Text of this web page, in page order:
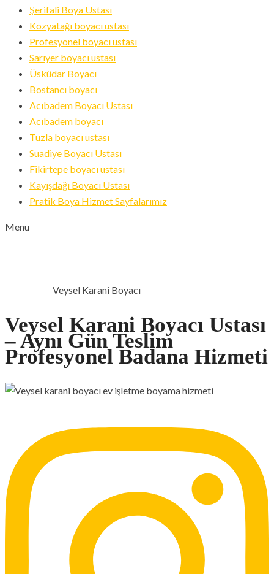
Şerifali Boya Ustası
Kozyatağı boyacı ustası
Profesyonel boyacı ustası
Sarıyer boyacı ustası
Üsküdar Boyacı
Bostancı boyacı
Acıbadem Boyacı Ustası
Acıbadem boyacı
Tuzla boyacı ustası
Suadiye Boyacı Ustası
Fikirtepe boyacı ustası
Kayışdağı Boyacı Ustası
Pratik Boya Hizmet Sayfalarımız
Menu
Veysel Karani Boyacı
Veysel Karani Boyacı Ustası
– Aynı Gün Teslim
Profesyonel Badana Hizmeti